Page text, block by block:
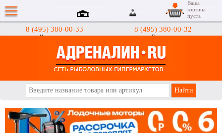
8 (495) 380-00-33
Интернет-магазин
8 (495) 380-00-32
Гипермаркеты
Ваша
корзина
пуста